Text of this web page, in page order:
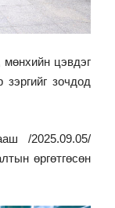
цэвдэг
зочдод
/2025.09.05/
өргөтгөсөн